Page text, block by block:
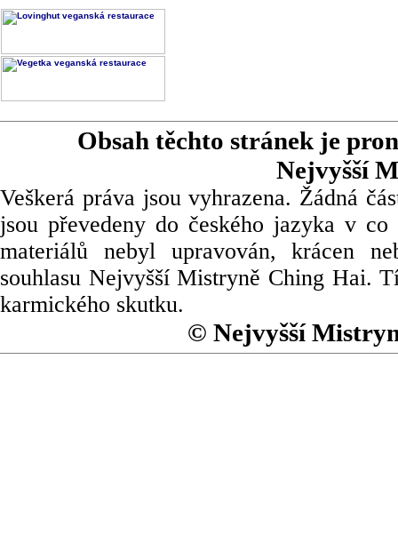
Obsah těchto stránek je
Nejvyšší
Veškerá práva jsou vyhrazena. Žádná
jsou převedeny do českého jazyka v
materiálů nebyl upravován, krácen
souhlasu Nejvyšší Mistryně Ching Hai.
karmického skutku.
© Nejvyšší